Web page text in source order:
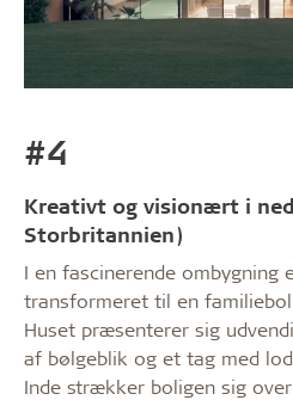
#4
Kreativt og visionært i
Storbritannien)
I en fascinerende ombygning
transformeret til en
Huset præsenterer sig
af bølgeblik og et tag med
Inde strækker boligen sig